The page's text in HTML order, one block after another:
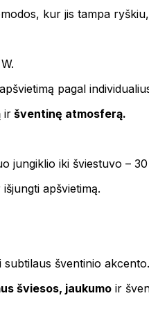
kur jis tampa
pagal
ir šventinę atmosferą.
jungiklio iki šviestuvo –
apšvietimą.
šventinio akcento.
šviesos, jaukumo ir